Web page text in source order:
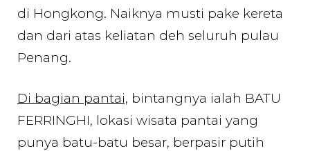
di Hongkong. Naiknya musti pake kereta
dan dari atas keliatan deh seluruh pulau
Penang.
Di bagian pantai, bintangnya ialah BATU
FERRINGHI, lokasi wisata pantai yang
punya batu-batu besar, berpasir putih